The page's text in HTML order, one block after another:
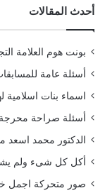
أحدث المقالات
بونت هوم العلامة
أسئلة عامة للمسابقات
اسماء بنات اسلامية
أسئلة صراحة محرجة
الدكتور محمد
أكل كل شىء ولم
صور متحركة اجمل